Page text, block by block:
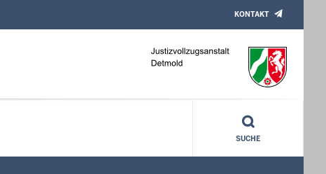
Detmold
KONTAKT
SUCHE